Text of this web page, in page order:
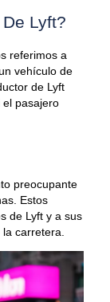
Lyft?
referimos a
vehículo de
de Lyft
el pasajero
preocupante
Estos
de Lyft y a sus
carretera.